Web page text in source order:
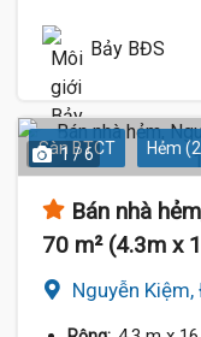
Bảy BĐS
Sàn BTCT Hẻm
1 / 6
Bán nhà
70 m² (4.3m x
Nguyễn Kiệm,